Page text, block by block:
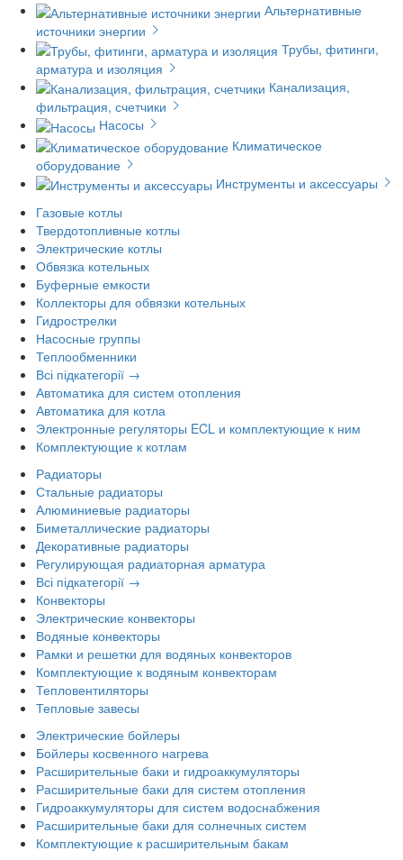
Альтернативные
источники энергии
Трубы, фитинги,
арматура и изоляция
Канализация,
фильтрация, счетчики
Насосы
Климатическое
оборудование
Инструменты и аксессуары
Газовые котлы
Твердотопливные котлы
Электрические котлы
Обвязка котельных
Буферные емкости
Коллекторы для обвязки котельных
Гидрострелки
Насосные группы
Теплообменники
Всі підкатегорії →
Автоматика для систем отопления
Автоматика для котла
Электронные регуляторы ECL и комплектующие к ним
Комплектующие к котлам
Радиаторы
Стальные радиаторы
Алюминиевые радиаторы
Биметаллические радиаторы
Декоративные радиаторы
Регулирующая радиаторная арматура
Всі підкатегорії →
Конвекторы
Электрические конвекторы
Водяные конвекторы
Рамки и решетки для водяных конвекторов
Комплектующие к водяным конвекторам
Тепловентиляторы
Тепловые завесы
Электрические бойлеры
Бойлеры косвенного нагрева
Расширительные баки и гидроаккумуляторы
Расширительные баки для систем отопления
Гидроаккумуляторы для систем водоснабжения
Расширительные баки для солнечных систем
Комплектующие к расширительным бакам